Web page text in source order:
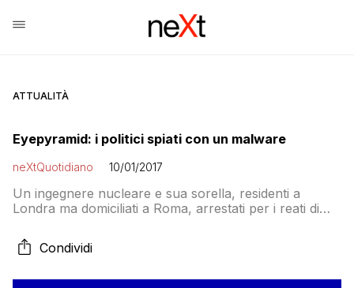
ATTUALITÀ
Eyepyramid: i politici spiati con un malware
neXtQuotidiano 10/01/2017
Un ingegnere nucleare e sua sorella, residenti a
Londra ma domiciliati a Roma, arrestati per i reati di
dello stato, accesso abusivo e intercettazione illecita. I
server sequestrati dall’FBI
Condividi